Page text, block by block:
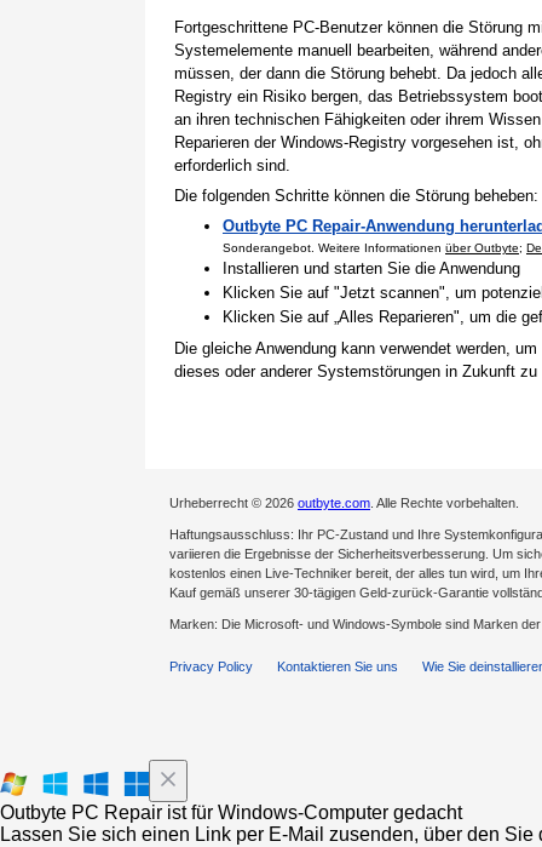
Fortgeschrittene PC-Benutzer können die Störung
Systemelemente manuell bearbeiten, während
müssen, der dann die Störung behebt. Da jedoch
Registry ein Risiko bergen, das Betriebssystem
an ihren technischen Fähigkeiten oder ihrem
Reparieren der Windows-Registry vorgesehen ist,
erforderlich sind.
Die folgenden Schritte können die Störung beheben:
Outbyte PC Repair-Anwendung
Sonderangebot. Weitere Informationen über Outbyte;
Installieren und starten Sie die Anwendung
Klicken Sie auf "Jetzt scannen", um
Klicken Sie auf „Alles Reparieren", um die
Die gleiche Anwendung kann verwendet werden,
dieses oder anderer Systemstörungen in Zukunft zu
Urheberrecht © 2026 outbyte.com . Alle Rechte vorbehalten.
Haftungsausschluss: Ihr PC-Zustand und Ihre
variieren die Ergebnisse der Sicherheitsverbesserung. Um
kostenlos einen Live-Techniker bereit, der alles tun wird, um
Kauf gemäß unserer 30-tägigen Geld-zurück-Garantie
Marken: Die Microsoft- und Windows-Symbole sind Marken
Privacy Policy Kontaktieren Sie uns Wie Sie
Outbyte PC Repair ist für Windows-Computer gedacht
Lassen Sie sich einen Link per E-Mail zusenden, über den